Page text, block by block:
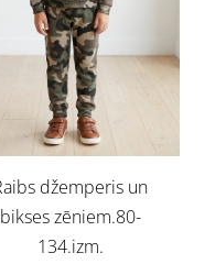
džemperis un
bikses zēniem.80-
134.izm.